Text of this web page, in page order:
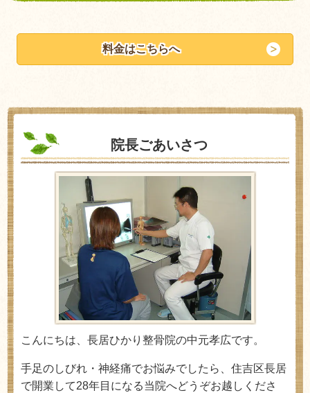
料金はこちらへ
院長ごあいさつ
こんにちは、長居ひかり整骨院の中元孝広です。
手足のしびれ・神経痛でお悩みでしたら、住吉区長居
で開業して28年目になる当院へどうぞお越しくださ